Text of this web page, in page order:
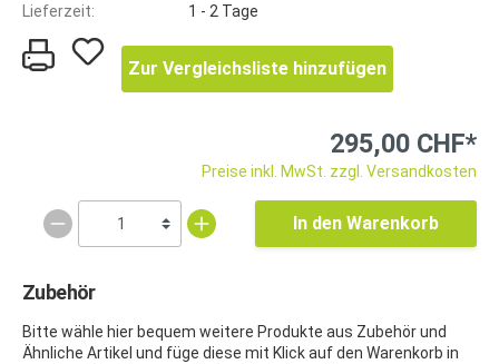
Lieferzeit:
1 - 2 Tage
Zur Vergleichsliste hinzufügen
295,00 CHF*
Preise inkl. MwSt. zzgl. Versandkosten
In den Warenkorb
Zubehör
Bitte wähle hier bequem weitere Produkte aus Zubehör und
Ähnliche Artikel und füge diese mit Klick auf den Warenkorb in